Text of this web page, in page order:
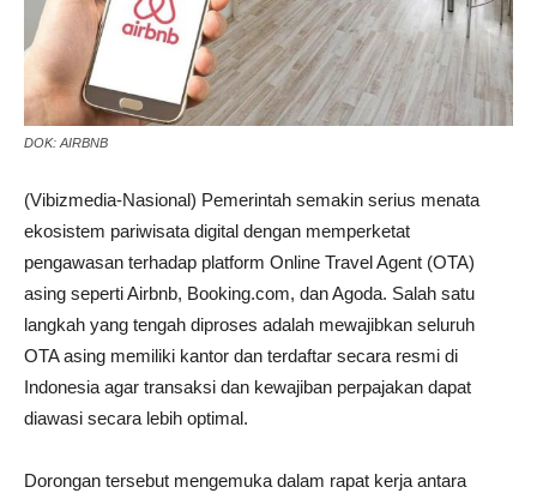
DOK: AIRBNB
(Vibizmedia-Nasional) Pemerintah semakin serius menata
ekosistem pariwisata digital dengan memperketat
pengawasan terhadap platform Online Travel Agent (OTA)
asing seperti Airbnb, Booking.com, dan Agoda. Salah satu
langkah yang tengah diproses adalah mewajibkan seluruh
OTA asing memiliki kantor dan terdaftar secara resmi di
Indonesia agar transaksi dan kewajiban perpajakan dapat
diawasi secara lebih optimal.
Dorongan tersebut mengemuka dalam rapat kerja antara